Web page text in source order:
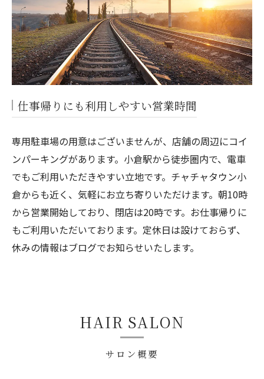
仕事帰りにも利用しやすい営業時間
専用駐車場の用意はございませんが、店舗の周辺にコイ
ンパーキングがあります。小倉駅から徒歩圏内で、電車
でもご利用いただきやすい立地です。チャチャタウン小
倉からも近く、気軽にお立ち寄りいただけます。朝10時
から営業開始しており、閉店は20時です。お仕事帰りに
もご利用いただいております。定休日は設けておらず、
休みの情報はブログでお知らせいたします。
HAIR SALON
サロン概要